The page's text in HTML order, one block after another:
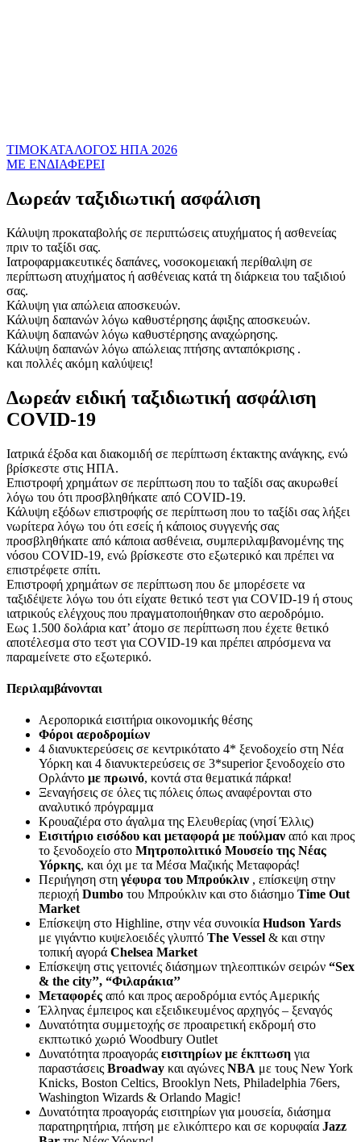
ΤΙΜΟΚΑΤΑΛΟΓΟΣ ΗΠΑ 2026
ΜΕ ΕΝΔΙΑΦΕΡΕΙ
Δωρεάν ταξιδιωτική ασφάλιση
Κάλυψη προκαταβολής σε περιπτώσεις ατυχήματος ή ασθενείας
πριν το ταξίδι σας.
Ιατροφαρμακευτικές δαπάνες, νοσοκομειακή περίθαλψη σε
περίπτωση ατυχήματος ή ασθένειας κατά τη διάρκεια του ταξιδιού
σας.
Κάλυψη για απώλεια αποσκευών.
Κάλυψη δαπανών λόγω καθυστέρησης άφιξης αποσκευών.
Κάλυψη δαπανών λόγω καθυστέρησης αναχώρησης.
Κάλυψη δαπανών λόγω απώλειας πτήσης ανταπόκρισης .
και πολλές ακόμη καλύψεις!
Δωρεάν ειδική ταξιδιωτική ασφάλιση
COVID-19
Ιατρικά έξοδα και διακομιδή σε περίπτωση έκτακτης ανάγκης, ενώ
βρίσκεστε στις ΗΠΑ.
Επιστροφή χρημάτων σε περίπτωση που το ταξίδι σας ακυρωθεί
λόγω του ότι προσβληθήκατε από COVID-19.
Κάλυψη εξόδων επιστροφής σε περίπτωση που το ταξίδι σας λήξει
νωρίτερα λόγω του ότι εσείς ή κάποιος συγγενής σας
προσβληθήκατε από κάποια ασθένεια, συμπεριλαμβανομένης της
νόσου COVID-19, ενώ βρίσκεστε στο εξωτερικό και πρέπει να
επιστρέφετε σπίτι.
Επιστροφή χρημάτων σε περίπτωση που δε μπορέσετε να
ταξιδέψετε λόγω του ότι είχατε θετικό τεστ για COVID-19 ή στους
ιατρικούς ελέγχους που πραγματοποιήθηκαν στο αεροδρόμιο.
Εως 1.500 δολάρια κατ’ άτομο σε περίπτωση που έχετε θετικό
αποτέλεσμα στο τεστ για COVID-19 και πρέπει απρόσμενα να
παραμείνετε στο εξωτερικό.
Περιλαμβάνονται
Αεροπορικά εισιτήρια οικονομικής θέσης
Φόροι αεροδρομίων
4 διανυκτερεύσεις σε κεντρικότατο 4* ξενοδοχείο στη Νέα
Υόρκη και 4 διανυκτερεύσεις σε 3*superior ξενοδοχείο στο
Ορλάντο με πρωινό, κοντά στα θεματικά πάρκα!
Ξεναγήσεις σε όλες τις πόλεις όπως αναφέρονται στο
αναλυτικό πρόγραμμα
Κρουαζιέρα στο άγαλμα της Ελευθερίας (νησί Έλλις)
Εισιτήριο εισόδου και μεταφορά με πούλμαν από και προς
το ξενοδοχείο στο Μητροπολιτικό Μουσείο της Νέας
Υόρκης, και όχι με τα Μέσα Μαζικής Μεταφοράς!
Περιήγηση στη γέφυρα του Μπρούκλιν , επίσκεψη στην
περιοχή Dumbo του Μπρούκλιν και στο διάσημο Time Out
Market
Επίσκεψη στο Highline, στην νέα συνοικία Hudson Yards
με γιγάντιο κυψελοειδές γλυπτό The Vessel & και στην
τοπική αγορά Chelsea Market
Επίσκεψη στις γειτονιές διάσημων τηλεοπτικών σειρών “Sex
& the city’’, “Φιλαράκια’’
Μεταφορές από και προς αεροδρόμια εντός Αμερικής
Έλληνας έμπειρος και εξειδικευμένος αρχηγός – ξεναγός
Δυνατότητα συμμετοχής σε προαιρετική εκδρομή στο
εκπτωτικό χωριό Woodbury Outlet
Δυνατότητα προαγοράς εισιτηρίων με έκπτωση για
παραστάσεις Broadway και αγώνες NBA με τους New York
Knicks, Boston Celtics, Brooklyn Nets, Philadelphia 76ers,
Washington Wizards & Orlando Magic!
Δυνατότητα προαγοράς εισιτηρίων για μουσεία, διάσημα
παρατηρητήρια, πτήση με ελικόπτερο και σε κορυφαία Jazz